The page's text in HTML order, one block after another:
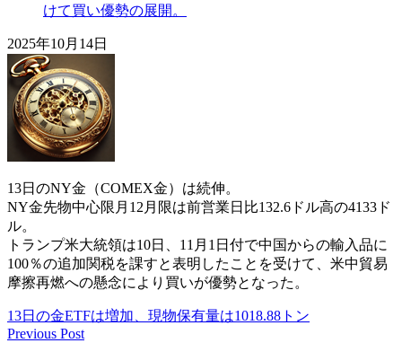
けて買い優勢の展開。
2025年10月14日
13日のNY金（COMEX金）は続伸。
NY金先物中心限月12月限は前営業日比132.6ドル高の4133ド
ル。
トランプ米大統領は10日、11月1日付で中国からの輸入品に
100％の追加関税を課すと表明したことを受けて、米中貿易
摩擦再燃への懸念により買いが優勢となった。
13日の金ETFは増加、現物保有量は1018.88トン
Previous Post